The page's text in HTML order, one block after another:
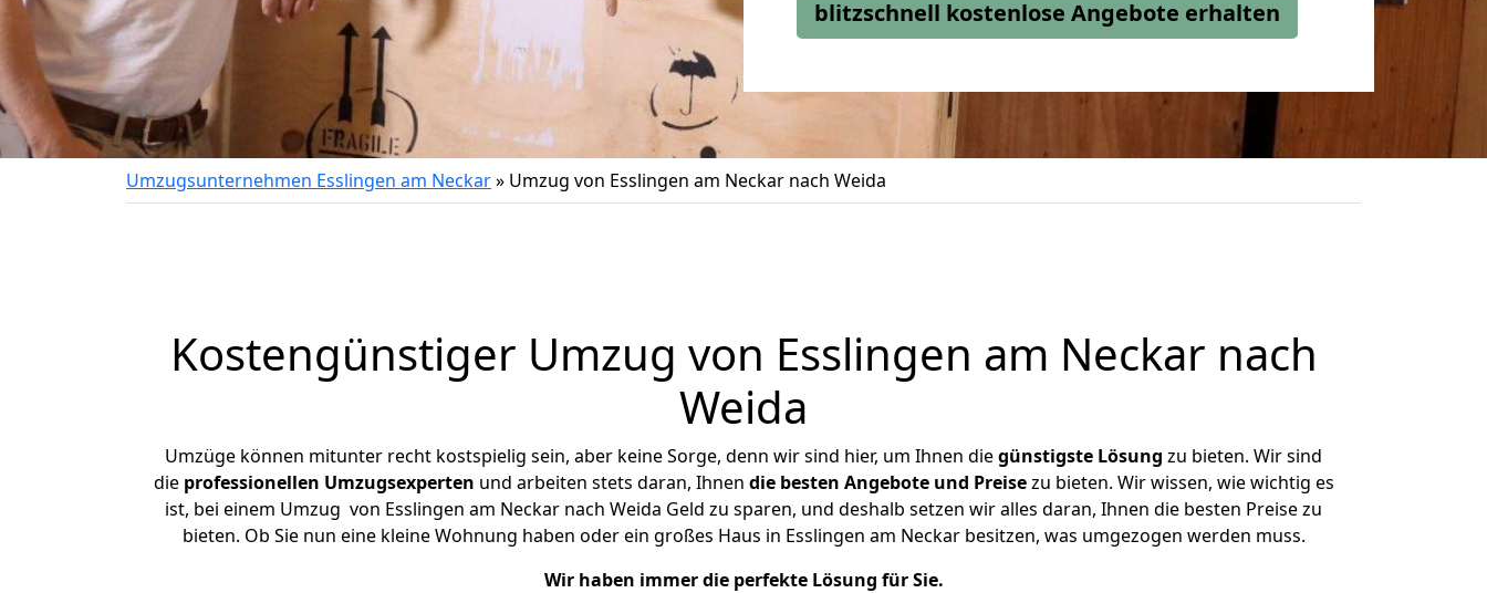
blitzschnell kostenlose Angebote erhalten
Umzugsunternehmen Esslingen am Neckar» Umzug von Esslingen am Neckar nach Weida
Kostengünstiger Umzug von Esslingen am Neckar nach
Weida
Umzüge können mitunter recht kostspielig sein, aber keine Sorge, denn wir sind hier, um Ihnen diegünstigste Lösung zu bieten. Wir sind
die professionellen Umzugsexperten und arbeiten stets daran, Ihnen die besten Angebote und Preisezu bieten. Wir wissen, wie wichtig es
ist, bei einem Umzug von Esslingen am Neckar nach Weida Geld zu sparen, und deshalb setzen wir alles daran, Ihnen die besten Preise zu
bieten. Ob Sie nun eine kleine Wohnung haben oder ein großes Haus in Esslingen am Neckar besitzen, was umgezogen werden muss.
Wir haben immer die perfekte Lösung für Sie.